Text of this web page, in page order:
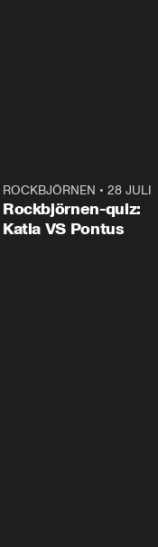
0:15
ROCKBJÖRNEN • 28 JULI
Rockbjörnen-quiz:
Katia VS Pontus